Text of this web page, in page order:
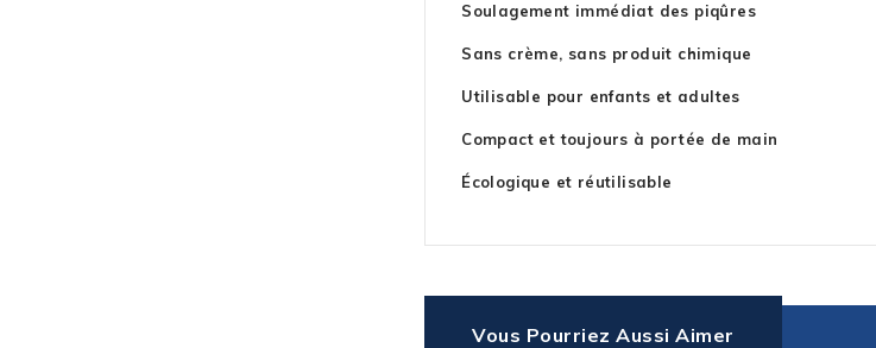
Soulagement immédiat des piqûres
Sans crème, sans produit chimique
Utilisable pour enfants et adultes
Compact et toujours à portée de main
Écologique et réutilisable
Vous Pourriez Aussi Aimer